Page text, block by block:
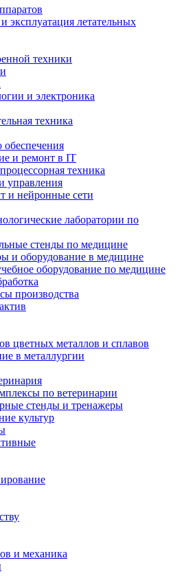
эксплуатация летательных
техники
и электроника
техника
обеспечения
и ремонт в IT
техника
управления
и нейронные сети
лаборатории по
стенды по медицине
и оборудование в медицине
оборудование по медицине
производства
цветных металлов и сплавов
в металлургии
по ветеринарии
стенды и тренажеры
культур
и механика